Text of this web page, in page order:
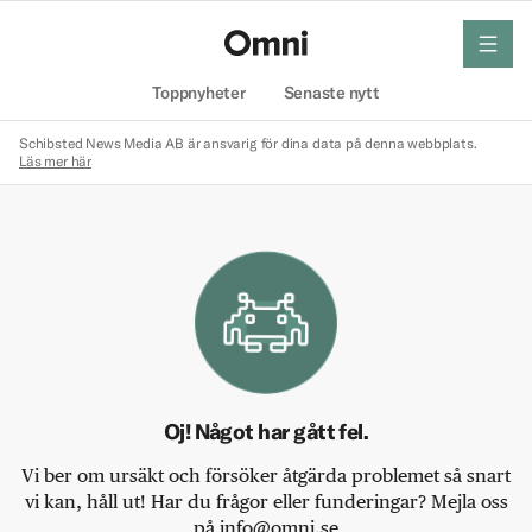
Toppnyheter Senaste nytt
meny
Schibsted News Media AB är ansvarig för dina data på denna webbplats.
Läs mer här
Oj! Något har gått fel.
Vi ber om ursäkt och försöker åtgärda problemet så snart
vi kan, håll ut! Har du frågor eller funderingar? Mejla oss